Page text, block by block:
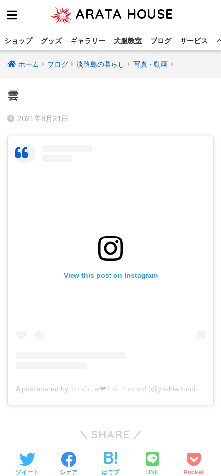
ARATA HOUSE
ショップ グッズ ギャラリー 犬服教室 ブログ サービス
ホーム ブログ 淡路島の暮らし 写真・動画
雲
2021年8月21日
View this post on Instagram
SHARE
ツイート シェア はてブ LINE Pocket